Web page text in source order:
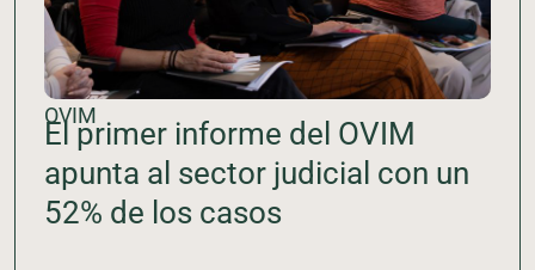
OVIM
El primer informe del OVIM
apunta al sector judicial con un
52% de los casos